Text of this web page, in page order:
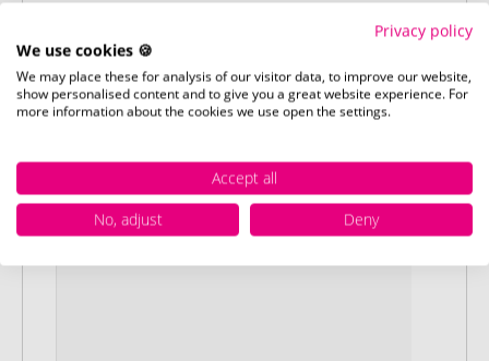
Privacy policy
We use cookies 🍪
We may place these for analysis of our visitor data, to improve our website,
show personalised content and to give you a great website experience. For
more information about the cookies we use open the settings.
Accept all
No, adjust
Deny